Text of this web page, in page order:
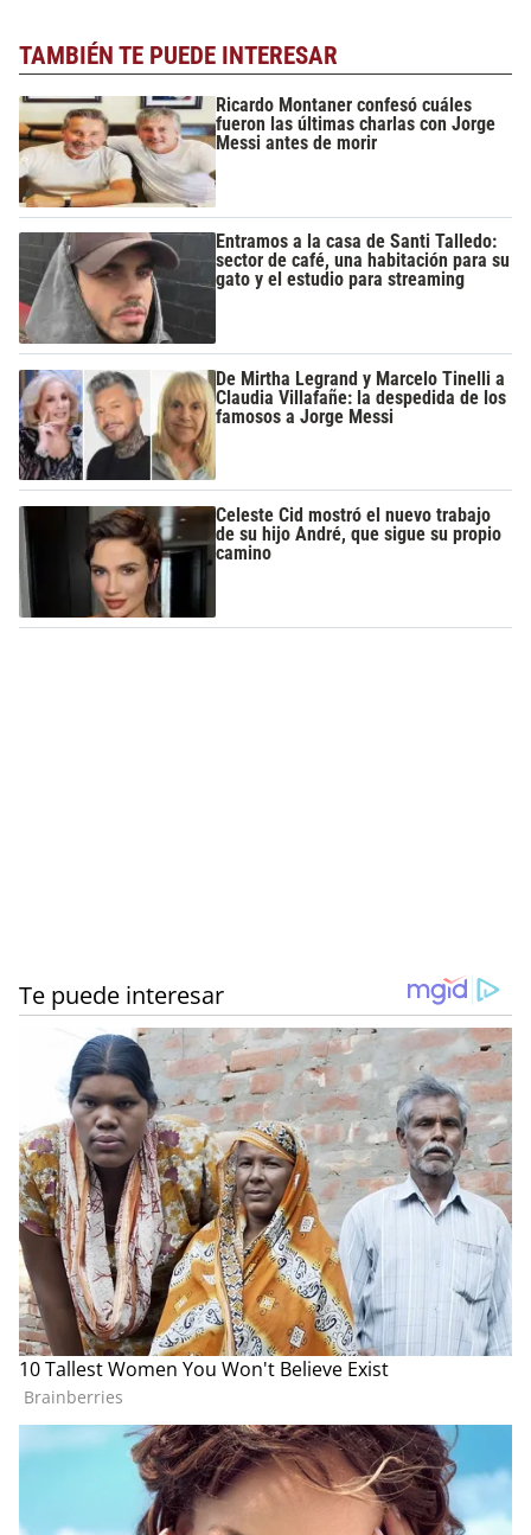
TAMBIÉN TE PUEDE INTERESAR
Ricardo Montaner confesó cuáles
fueron las últimas charlas con Jorge
Messi antes de morir
Entramos a la casa de Santi Talledo:
sector de café, una habitación para su
gato y el estudio para streaming
De Mirtha Legrand y Marcelo Tinelli a
Claudia Villafañe: la despedida de los
famosos a Jorge Messi
Celeste Cid mostró el nuevo trabajo
de su hijo André, que sigue su propio
camino